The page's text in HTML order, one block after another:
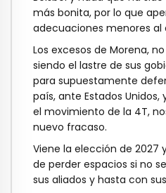
más bonita, por lo que
adecuaciones menores al
Los excesos de Morena,
siendo el lastre de sus
para supuestamente
país, ante Estados
el movimiento de la 4T,
nuevo fracaso.
Viene la elección de 2027
de perder espacios si no
sus aliados y hasta con